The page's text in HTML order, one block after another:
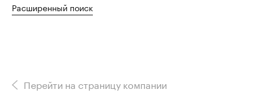
Расширенный поиск
Перейти на страницу компании